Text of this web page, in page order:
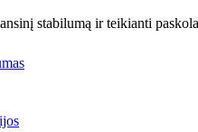
stabilumą ir teikianti